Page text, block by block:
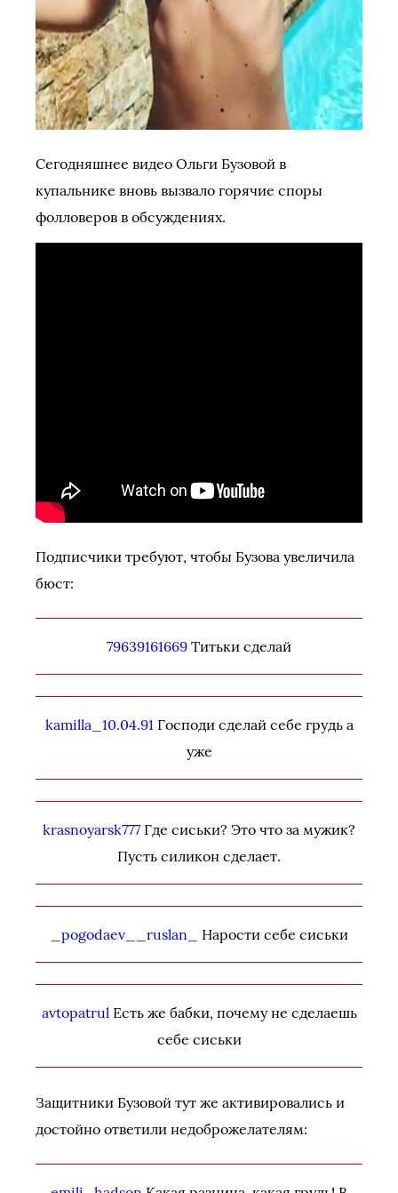
Сегодняшнее видео Ольги Бузовой в
купальнике вновь вызвало горячие споры
фолловеров в обсуждениях.
Подписчики требуют, чтобы Бузова увеличила
бюст:
79639161669 Титьки сделай
kamilla_10.04.91Господи сделай себе грудь а
уже
krasnoyarsk777 Где сиськи? Это что за мужик?
Пусть силикон сделает.
_pogodaev__ruslan_ Нарости себе сиськи
avtopatrulЕсть же бабки, почему не сделаешь
себе сиськи
Защитники Бузовой тут же активировались и
достойно ответили недоброжелателям: